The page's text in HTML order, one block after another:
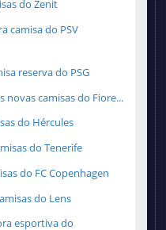
do Zenit
camisa do PSV
reserva do PSG
novas camisas do Fiore...
do Hércules
do Tenerife
do FC Copenhagen
do Lens
esportiva do